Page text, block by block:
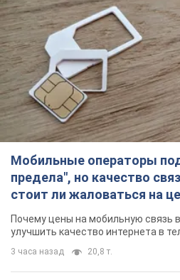
Мобильные операторы
предела", но качество
стоит ли жаловаться на
Почему цены на мобильную связь
улучшить качество интернета в
3 часа назад 20,8 т.